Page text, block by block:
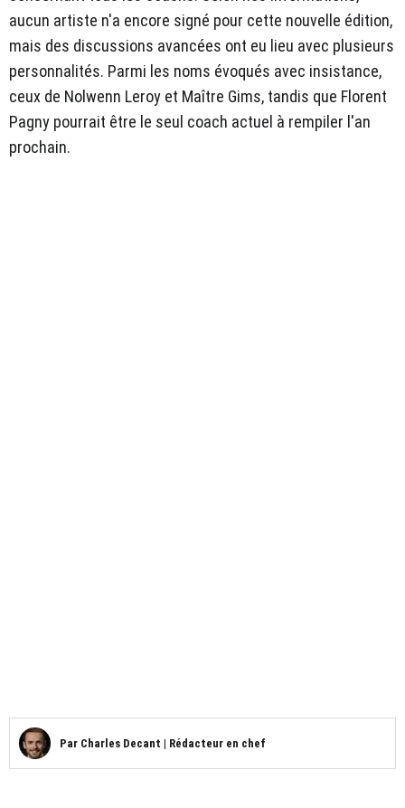
aucun artiste n'a encore signé pour cette nouvelle édition,
mais des discussions avancées ont eu lieu avec plusieurs
personnalités. Parmi les noms évoqués avec insistance,
ceux de Nolwenn Leroy et Maître Gims, tandis que Florent
Pagny pourrait être le seul coach actuel à rempiler l'an
prochain.
Par Charles Decant | Rédacteur en chef